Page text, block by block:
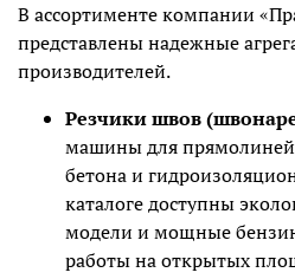
В ассортименте компании
представлены надежные
производителей.
Резчики швов
машины для
бетона и
каталоге доступны
модели и мощные
работы на открытых